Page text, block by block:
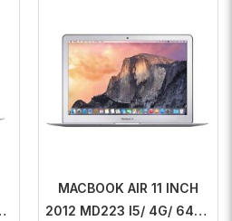
MACBOOK AIR 11 INCH
2012 MD223 I5/ 4G/ 64GB